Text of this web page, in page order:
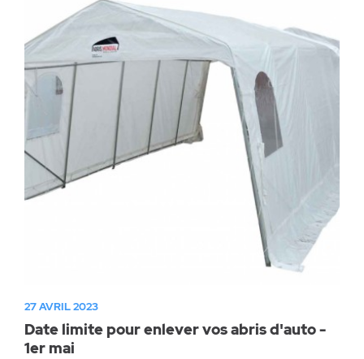
27 AVRIL 2023
Date limite pour enlever vos abris d'auto -
1er mai